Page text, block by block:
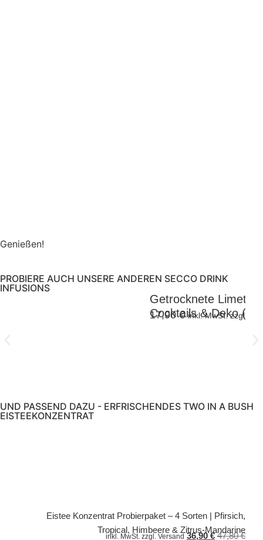
Genießen!
PROBIERE AUCH UNSERE ANDEREN SECCO DRINK
INFUSIONS
Getrocknete
Cocktails & Deko
17,90€ inkl. MwSt. zzgl.
UND PASSEND DAZU - ERFRISCHENDES TWO IN A BUSH
EISTEEKONZENTRAT
Eistee Konzentrat Probierpaket – 4 Sorten | Pfirsich,
Tropical, Himbeere & Zitrus-Mandarine
47,80€
36,90€
inkl. MwSt. zzgl. Versand